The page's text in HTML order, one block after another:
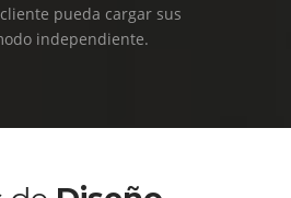
pueda cargar sus
independiente.